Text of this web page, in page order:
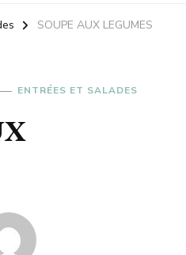
SOUPE AUX LEGUMES
ENTRÉES ET SALADES